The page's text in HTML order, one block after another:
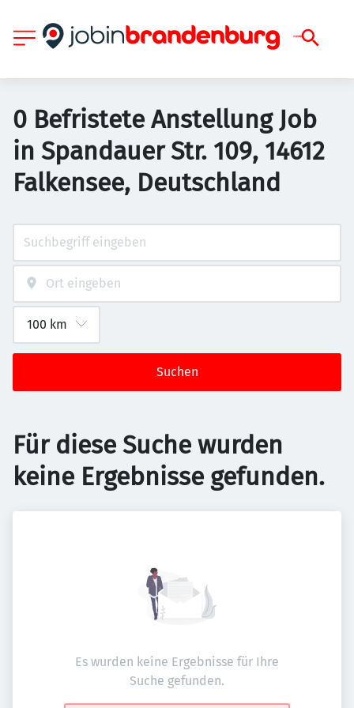
0 Befristete Anstellung Job
in Spandauer Str. 109, 14612
Falkensee, Deutschland
Suchen
Für diese Suche wurden
keine Ergebnisse gefunden.
Es wurden keine Ergebnisse für Ihre
Suche gefunden.